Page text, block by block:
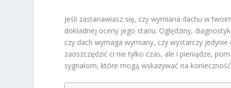
Jeśli zastanawiasz się, czy wymiana dachu w
dokładnej oceny jego stanu. Oględziny,
czy dach wymaga wymiany, czy wystarczy
zaoszczędzić ci nie tylko czas, ale i pieniądze,
sygnałom, które mogą wskazywać na